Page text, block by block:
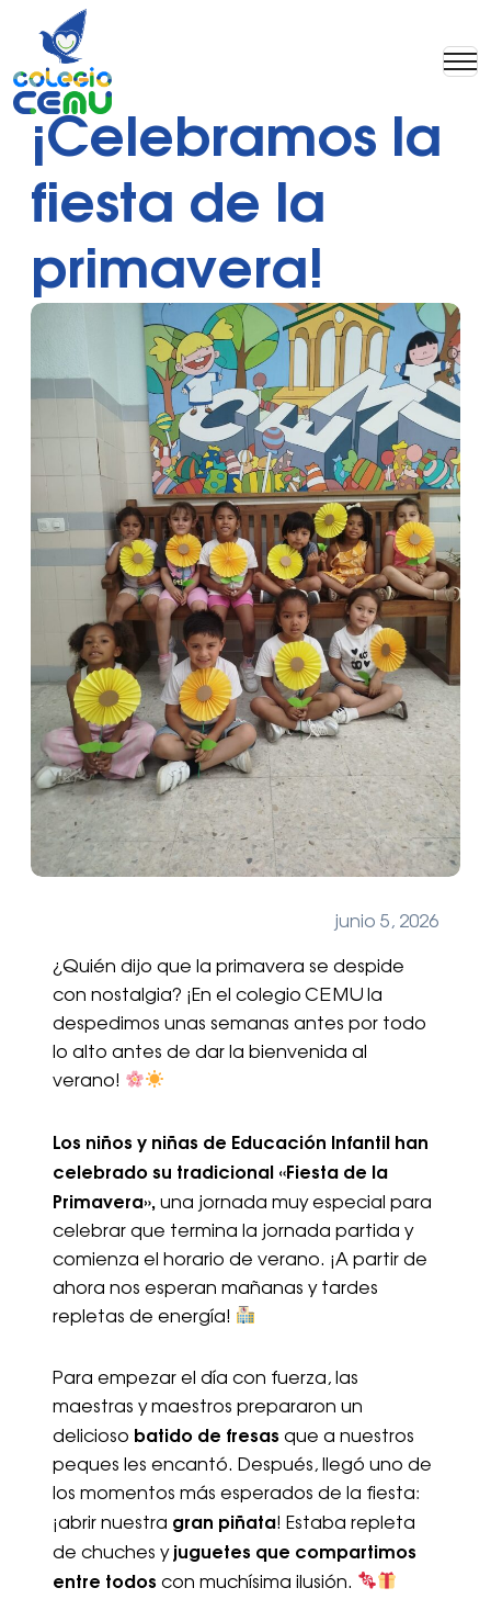
¡Celebramos la
fiesta de la
primavera!
junio 5, 2026
¿Quién dijo que la primavera se despide
con nostalgia? ¡En el colegio CEMU la
despedimos unas semanas antes por todo
lo alto antes de dar la bienvenida al
verano!
Los niños y niñas de Educación Infantil han
celebrado su tradicional «Fiesta de la
Primavera», una jornada muy especial para
celebrar que termina la jornada partida y
comienza el horario de verano. ¡A partir de
ahora nos esperan mañanas y tardes
repletas de energía!
Para empezar el día con fuerza, las
maestras y maestros prepararon un
delicioso batido de fresas que a nuestros
peques les encantó. Después, llegó uno de
los momentos más esperados de la fiesta:
¡abrir nuestra gran piñata! Estaba repleta
de chuches y juguetes que compartimos
entre todos con muchísima ilusión.